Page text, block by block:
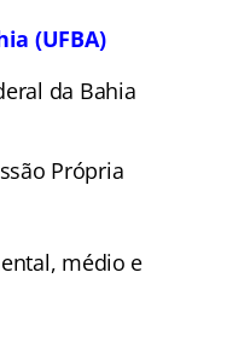
(UFBA)
da Bahia
Própria
médio e